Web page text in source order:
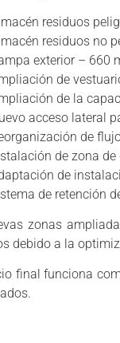
residuos
residuos no
exterior – 660
de
de la
acceso lateral
de
de zona
de
de retención
zonas
debido a la
final funciona